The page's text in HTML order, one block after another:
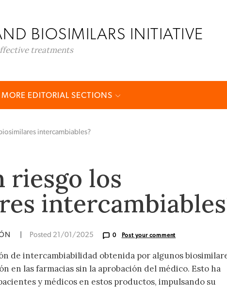
BIOSIMILARS INITIATIVE
treatments
MORE EDITORIAL SECTIONS
intercambiables?
riesgo los
Posted 21/01/2025 0 Post your comment
de intercambiabilidad obtenida por algunos
en las farmacias sin la aprobación del médico. Esto ha
y médicos en estos productos, impulsando su